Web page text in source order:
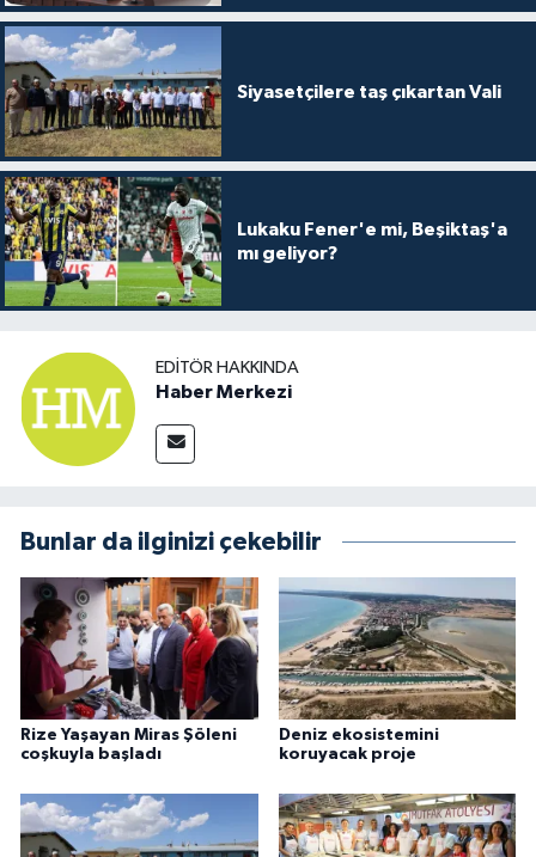
Siyasetçilere taş çıkartan Vali
Lukaku Fener'e mi, Beşiktaş'a
mı geliyor?
EDITÖR HAKKINDA
Haber Merkezi
Bunlar da ilginizi çekebilir
Rize Yaşayan Miras Şöleni
coşkuyla başladı
Deniz ekosistemini
koruyacak proje